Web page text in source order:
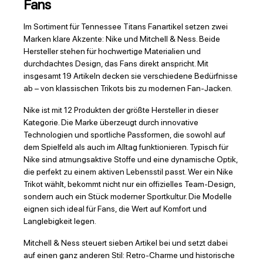
Fans
Im Sortiment für Tennessee Titans Fanartikel setzen zwei
Marken klare Akzente: Nike und Mitchell & Ness. Beide
Hersteller stehen für hochwertige Materialien und
durchdachtes Design, das Fans direkt anspricht. Mit
insgesamt 19 Artikeln decken sie verschiedene Bedürfnisse
ab – von klassischen Trikots bis zu modernen Fan-Jacken.
Nike ist mit 12 Produkten der größte Hersteller in dieser
Kategorie. Die Marke überzeugt durch innovative
Technologien und sportliche Passformen, die sowohl auf
dem Spielfeld als auch im Alltag funktionieren. Typisch für
Nike sind atmungsaktive Stoffe und eine dynamische Optik,
die perfekt zu einem aktiven Lebensstil passt. Wer ein Nike
Trikot wählt, bekommt nicht nur ein offizielles Team-Design,
sondern auch ein Stück moderner Sportkultur. Die Modelle
eignen sich ideal für Fans, die Wert auf Komfort und
Langlebigkeit legen.
Mitchell & Ness steuert sieben Artikel bei und setzt dabei
auf einen ganz anderen Stil: Retro-Charme und historische